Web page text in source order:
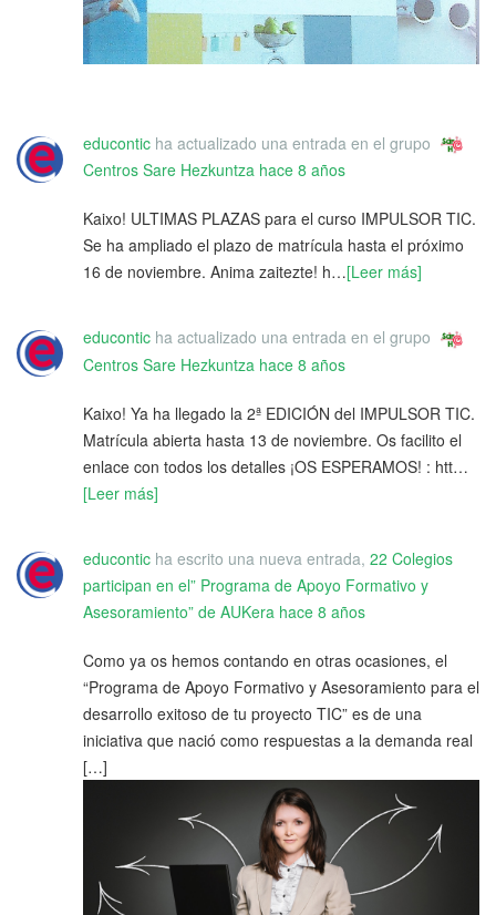
educontic ha actualizado una entrada en el grupo
Centros Sare Hezkuntza hace 8 años
Kaixo! ULTIMAS PLAZAS para el curso IMPULSOR TIC.
Se ha ampliado el plazo de matrícula hasta el próximo
16 de noviembre. Anima zaitezte! h…[Leer más]
educontic ha actualizado una entrada en el grupo
Centros Sare Hezkuntza hace 8 años
Kaixo! Ya ha llegado la 2ª EDICIÓN del IMPULSOR TIC.
Matrícula abierta hasta 13 de noviembre. Os facilito el
enlace con todos los detalles ¡OS ESPERAMOS! : htt…
[Leer más]
educontic ha escrito una nueva entrada, 22 Colegios
participan en el” Programa de Apoyo Formativo y
Asesoramiento” de AUKera hace 8 años
Como ya os hemos contando en otras ocasiones, el
“Programa de Apoyo Formativo y Asesoramiento para el
desarrollo exitoso de tu proyecto TIC” es de una
iniciativa que nació como respuestas a la demanda real
[…]